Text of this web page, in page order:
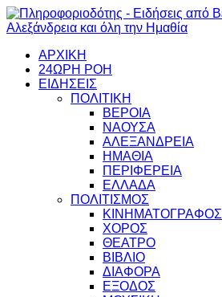
ΑΡΧΙΚΗ
24ΩΡΗ ΡΟΗ
ΕΙΔΗΣΕΙΣ
ΠΟΛΙΤΙΚΗ
ΒΕΡΟΙΑ
ΝΑΟΥΣΑ
ΑΛΕΞΑΝΔΡΕΙΑ
ΗΜΑΘΙΑ
ΠΕΡΙΦΕΡΕΙΑ
ΕΛΛΑΔΑ
ΠΟΛΙΤΙΣΜΟΣ
ΚΙΝΗΜΑΤΟΓΡΑΦΟΣ
ΧΟΡΟΣ
ΘΕΑΤΡΟ
ΒΙΒΛΙΟ
ΔΙΑΦΟΡΑ
ΕΞΟΔΟΣ